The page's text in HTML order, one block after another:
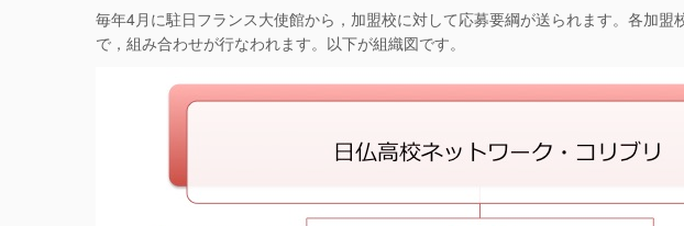
毎年4月に駐日フランス大使館から，加盟校に対して応募要綱が送られます。各加
で，組み合わせが行なわれます。以下が組織図です。